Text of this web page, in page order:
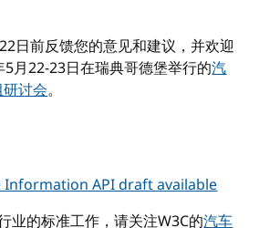
日前反馈您的意见和建议，并欢迎
月22-23日在瑞典哥德堡举行的汽
讨会。
Information API draft available
业的标准工作，请关注W3C的汽车